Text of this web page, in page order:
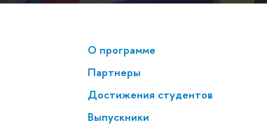
О программе
Партнеры
Достижения студентов
Выпускники